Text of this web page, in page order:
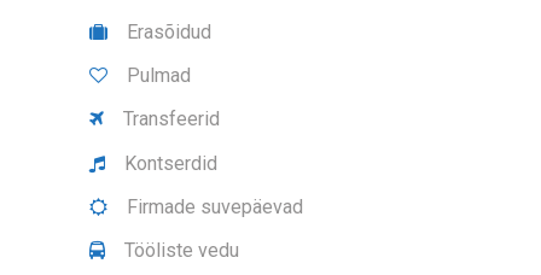
Erasõidud
Pulmad
Transfeerid
Kontserdid
Firmade suvepäevad
Tööliste vedu